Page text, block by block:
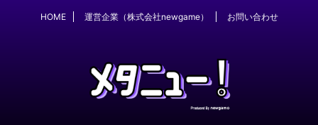
HOME 運営企業（株式会社newgame） お問い合わせ